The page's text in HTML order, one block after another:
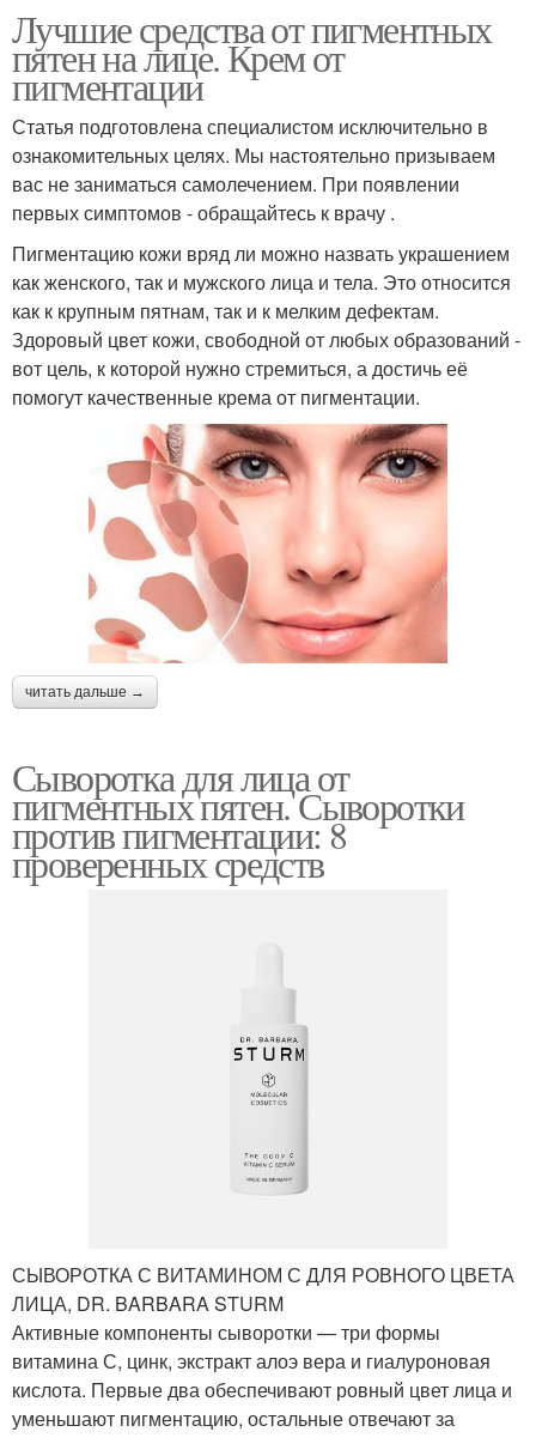
Лучшие средства от пигментных
пятен на лице. Крем от
пигментации
Статья подготовлена специалистом исключительно в
ознакомительных целях. Мы настоятельно призываем
вас не заниматься самолечением. При появлении
первых симптомов - обращайтесь к врачу .
Пигментацию кожи вряд ли можно назвать украшением
как женского, так и мужского лица и тела. Это относится
как к крупным пятнам, так и к мелким дефектам.
Здоровый цвет кожи, свободной от любых образований -
вот цель, к которой нужно стремиться, а достичь её
помогут качественные крема от пигментации.
читать дальше →
Сыворотка для лица от
пигментных пятен. Сыворотки
против пигментации: 8
проверенных средств
СЫВОРОТКА С ВИТАМИНОМ С ДЛЯ РОВНОГО ЦВЕТА
ЛИЦА, DR. BARBARA STURM
Активные компоненты сыворотки — три формы
витамина С, цинк, экстракт алоэ вера и гиалуроновая
кислота. Первые два обеспечивают ровный цвет лица и
уменьшают пигментацию, остальные отвечают за